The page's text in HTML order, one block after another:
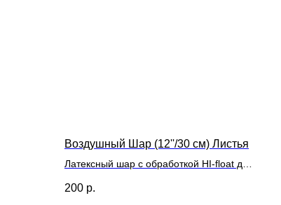
Воздушный Шар (12''/30 см) Листья
Латексный шар с обработкой HI-float для
200 р.